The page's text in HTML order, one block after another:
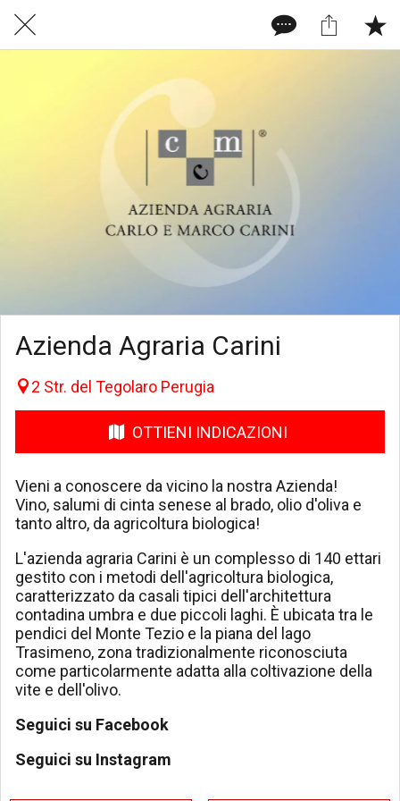
Azienda Agraria Carini
2 Str. del Tegolaro Perugia
OTTIENI INDICAZIONI
Vieni a conoscere da vicino la nostra Azienda!
Vino, salumi di cinta senese al brado, olio d'oliva e
tanto altro, da agricoltura biologica!
L'azienda agraria Carini è un complesso di 140 ettari
gestito con i metodi dell'agricoltura biologica,
caratterizzato da casali tipici dell'architettura
contadina umbra e due piccoli laghi. È ubicata tra le
pendici del Monte Tezio e la piana del lago
Trasimeno, zona tradizionalmente riconosciuta
come particolarmente adatta alla coltivazione della
vite e dell'olivo.
Seguici su Facebook
Seguici su Instagram